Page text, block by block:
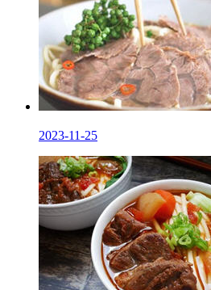
2023-11-25